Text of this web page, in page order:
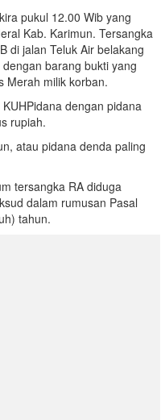
pukul 12.00 Wib yang
Kab. Karimun. Tersangka
di jalan Teluk Air belakang
barang bukti yang
Merah milik korban.
dengan pidana
rupiah.
atau pidana denda paling
tersangka RA diduga
dalam rumusan Pasal
tahun.